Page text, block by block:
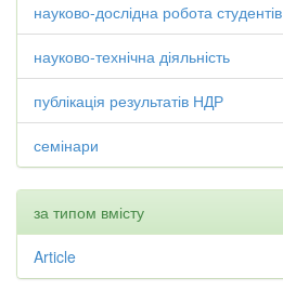
науково-дослідна робота студентів
науково-технічна діяльність
публікація результатів НДР
семінари
за типом вмісту
Article